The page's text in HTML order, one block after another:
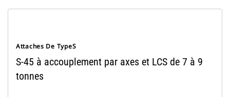
Attaches De TypeS
S-45 à accouplement par axes et LCS de 7 à 9
tonnes